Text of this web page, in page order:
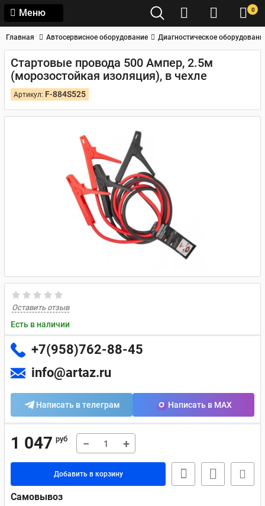
Меню 0
Главная Автосервисное оборудование Диагностическое
Стартовые провода 500 Aмпер, 2.5м
(морозостойкая изоляция), в чехле
Артикул: F-884S525
Оставить отзыв
Есть в наличии
+7(958)762-88-45
info@artaz.ru
Написать в телеграм Написать в MAX
1 047 руб − +
Добавить в корзину
Самовывоз